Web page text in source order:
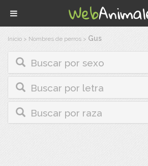
Inicio > Nombres de perros > Gus
Buscar por sexo
Buscar por letra
Buscar por raza